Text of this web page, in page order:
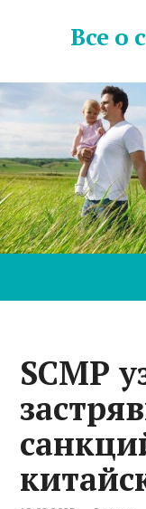
Все о
SCMP